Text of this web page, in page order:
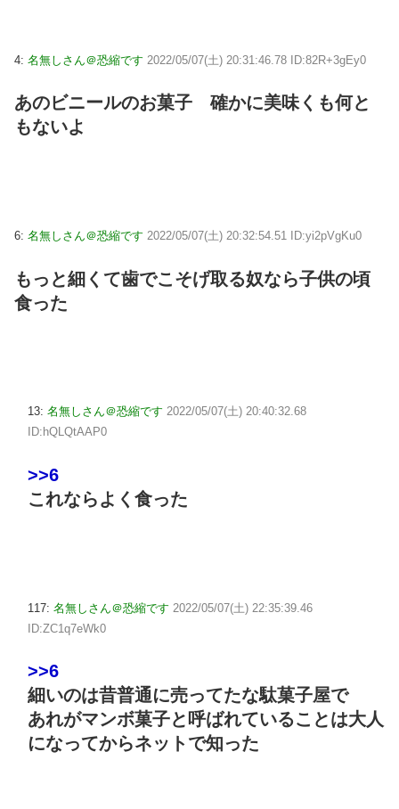
4: 名無しさん＠恐縮です 2022/05/07(土) 20:31:46.78 ID:82R+3gEy0
あのビニールのお菓子 確かに美味くも何と
もないよ
6: 名無しさん＠恐縮です 2022/05/07(土) 20:32:54.51 ID:yi2pVgKu0
もっと細くて歯でこそげ取る奴なら子供の頃
食った
13: 名無しさん＠恐縮です 2022/05/07(土) 20:40:32.68
ID:hQLQtAAP0
>>6
これならよく食った
117: 名無しさん＠恐縮です 2022/05/07(土) 22:35:39.46
ID:ZC1q7eWk0
>>6
細いのは昔普通に売ってたな駄菓子屋で
あれがマンボ菓子と呼ばれていることは大人
になってからネットで知った